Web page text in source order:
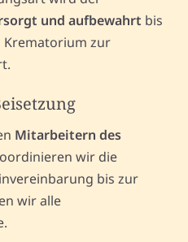
und aufbewahrt bis
Krematorium zur
Mitarbeitern des
wir die
bis zur
wir alle